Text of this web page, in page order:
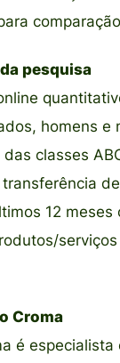
pesquisa
homens e
classes
12 meses
Croma
é